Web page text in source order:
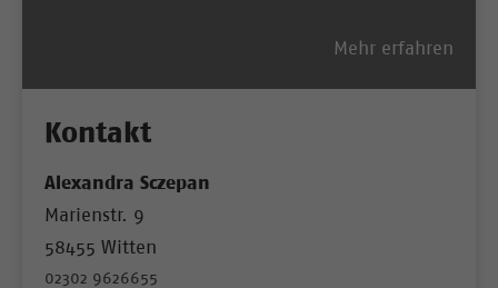
Mehr erfahren
Kontakt
Alexandra Sczepan
Marienstr. 9
58455 Witten
02302 9626655